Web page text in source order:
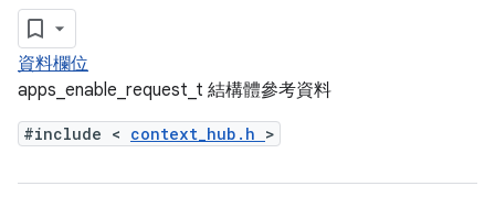
資料欄位
apps_enable_request_t 結構體參考資料
#include < context_hub.h >